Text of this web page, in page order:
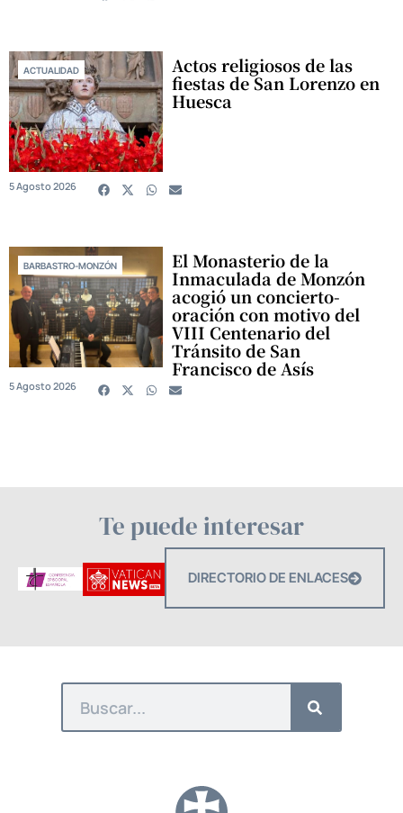
ACTUALIDAD Actos religiosos de las
fiestas de San Lorenzo en
Huesca
5 Agosto 2026
BARBASTRO-MONZÓN El Monasterio de la
Inmaculada de Monzón
acogió un concierto-
oración con motivo del
VIII Centenario del
Tránsito de San
Francisco de Asís
5 Agosto 2026
Te puede interesar
DIRECTORIO DE ENLACES